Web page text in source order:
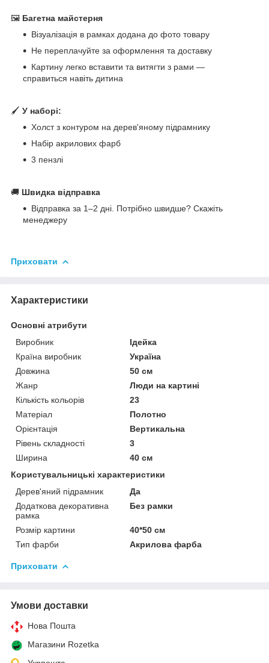
🖼 Багетна майстерня
Візуалізація в рамках додана до фото товару
Не переплачуйте за оформлення та доставку
Картину легко вставити та витягти з рами —
справиться навіть дитина
🖌 У наборі:
Холст з контуром на дерев'яному підрамнику
Набір акрилових фарб
3 пензлі
🚚 Швидка відправка
Відправка за 1–2 дні. Потрібно швидше? Скажіть
менеджеру
Приховати
Характеристики
Основні атрибути
Виробник
Ідейка
Країна виробник
Україна
Довжина
50 см
Жанр
Люди на картині
Кількість кольорів
23
Матеріал
Полотно
Орієнтація
Вертикальна
Рівень складності
3
Ширина
40 см
Користувальницькі характеристики
Дерев'яний підрамник
Да
Додаткова декоративна
рамка
Без рамки
Розмір картини
40*50 см
Тип фарби
Акрилова фарба
Приховати
Умови доставки
Нова Пошта
Магазини Rozetka